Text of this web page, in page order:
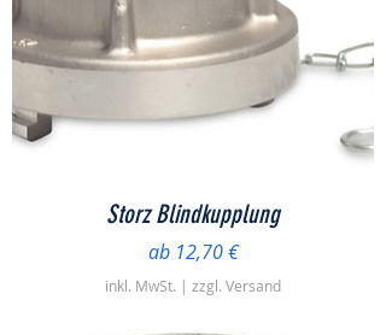
Storz Blindkupplung
ab 12,70 €
Sale-Preis
inkl. MwSt. | zzgl. Versand